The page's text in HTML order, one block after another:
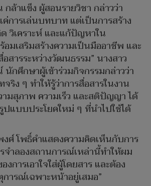
กล้าแข็ง ผู้สอนรายวิชา กล่าวว่า
ค่การเล่นบทบาท แต่เป็นการสร้าง
วิเคราะห์ และแก้ปัญหาใน
มเสริมสร้างความเป็นมืออาชีพ และ
สารระหว่างวัฒนธรรม” นางสาว
กศึกษาผู้เข้าร่วมกิจกรรมกล่าวว่า
ริง ๆ ทำให้รู้ว่าการสื่อสารในงาน
ามสุภาพ ความเร็ว และสติปัญญา ได้
ปแบบประโยคใหม่ ๆ ที่นำไปใช้ได้
ศ์ โพธิ์คำแสดงความคิดเห็นกับการ
จำลองสถานการณ์เหล่านี้ทำให้ผม
งการเอาใจใส่ผู้โดยสาร และต้อง
ารณ์เฉพาะหน้าอยู่เสมอ”